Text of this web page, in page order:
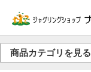
商品カテゴリを見る